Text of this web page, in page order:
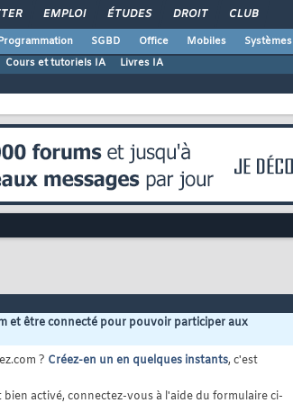
EMPLOI ÉTUDES DROIT CLUB
SGBD Office Mobiles
Systèmes
Cours et tutoriels IA Livres IA
et être connecté pour pouvoir participer aux
? Créez-en un en quelques instants, c'est
activé, connectez-vous à l'aide du formulaire ci-